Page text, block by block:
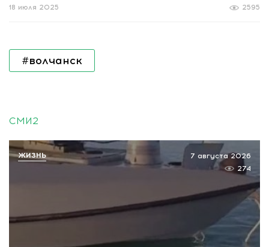
2595
18 июля 2025
#волчанск
СМИ2
7 августа 2026
274
ЖИЗНЬ